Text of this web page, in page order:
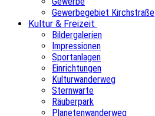
Gewerbegebiet Kirchstraße
Kultur & Freizeit
Bildergalerien
Impressionen
Sportanlagen
Einrichtungen
Kulturwanderweg
Sternwarte
Räuberpark
Planetenwanderweg